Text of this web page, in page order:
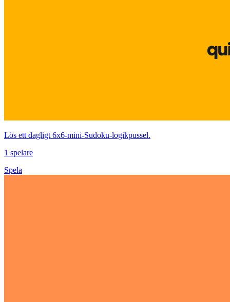
Lös ett dagligt 6x6-mini‑Sudoku‑logikpussel.
1 spelare
Spela